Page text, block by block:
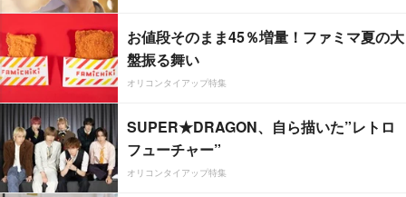
お値段そのまま45％増量！ファミマ夏の大
盤振る舞い
オリコンタイアップ特集
SUPER★DRAGON、自ら描いた”レトロ
フューチャー”
オリコンタイアップ特集